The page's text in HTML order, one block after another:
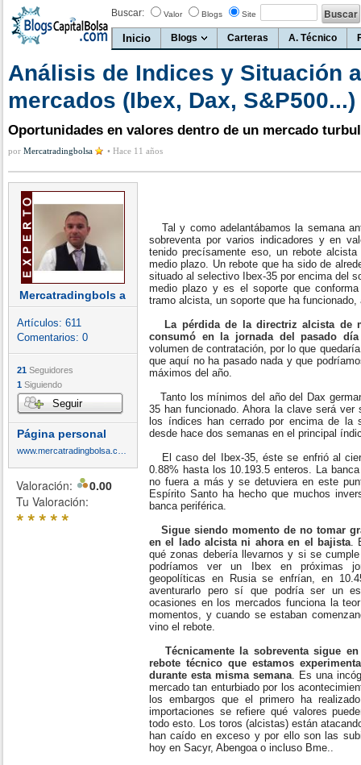
Buscar: Valor Blogs Site
Inicio Blogs Carteras A. Técnico
Análisis de Indices y Situación
mercados (Ibex, Dax, S&P500...)
Oportunidades en valores dentro de un mercado
por Mercatradingbolsa • Hace 11 años
Mercatradingbols a
Artículos: 611
Comentarios: 0
21 Seguidores
1 Siguiendo
Seguir
Página personal
Valoración:
0.00
Tu Valoración:
*****
Tal y como adelantábamos la semana
sobreventa por varios indicadores y en
tenido precísamente eso, un rebote
medio plazo. Un rebote que ha sido de
situado al selectivo Ibex-35 por encima del
medio plazo y es el soporte que
tramo alcista, un soporte que ha
La pérdida de la directriz alcista de
consumó en la jornada del pasado
volumen de contratación, por lo que
que aquí no ha pasado nada y que
máximos del año.
Tanto los mínimos del año del Dax
35 han funcionado. Ahora la clave será
los índices han cerrado por encima de la
desde hace dos semanas en el principal
El caso del Ibex-35, éste se enfrió al
0.88% hasta los 10.193.5 enteros. La
no fuera a más y se detuviera en este
Espírito Santo ha hecho que muchos
banca periférica.
Sigue siendo momento de no tomar
en el lado alcista ni ahora en el bajista.
qué zonas debería llevarnos y si se
podríamos ver un Ibex en próximas
geopolíticas en Rusia se enfrían, en
aventurarlo pero sí que podría ser un
ocasiones en los mercados funciona la
momentos, y cuando se estaban
vino el rebote.
Técnicamente la sobreventa sigue
rebote técnico que estamos
durante esta misma semana. Es una
mercado tan enturbiado por los
los embargos que el primero ha
importaciones se refiere qué valores
todo esto. Los toros (alcistas) están
han caído en exceso y por ello son las
hoy en Sacyr, Abengoa o incluso Bme..